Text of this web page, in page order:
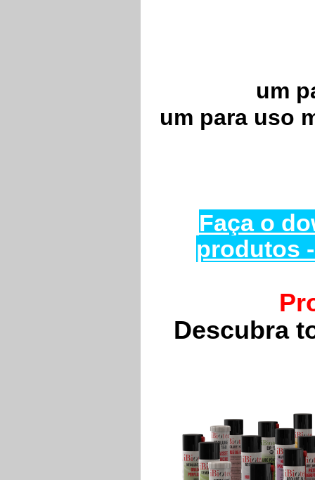
um
um para uso
Faça o
produtos
Descubra